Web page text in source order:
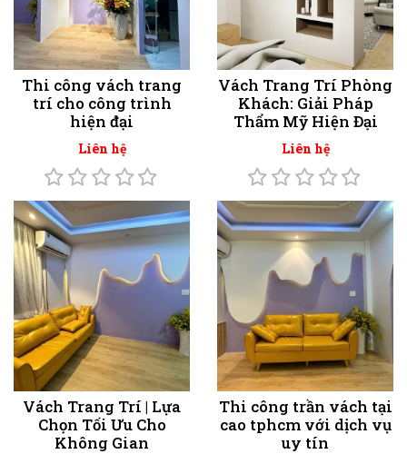
Thi công vách trang
trí cho công trình
hiện đại
Liên hệ
Vách Trang Trí Phòng
Khách: Giải Pháp
Thẩm Mỹ Hiện Đại
Liên hệ
Vách Trang Trí | Lựa
Chọn Tối Ưu Cho
Không Gian
Thi công trần vách tại
cao tphcm với dịch vụ
uy tín